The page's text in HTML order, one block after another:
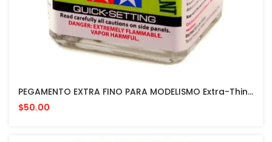
PEGAMENTO EXTRA FINO PARA MODELISMO Extra-Thin Cement MADE IN JAPAN
$50.00